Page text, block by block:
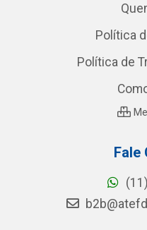
Política
Política de
Fale